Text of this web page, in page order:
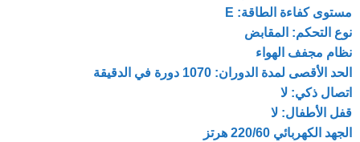
مستوى كفاءة الطاقة: E
نوع التحكم: المقابض
نظام مجفف الهواء
الحد الأقصى لمدة الدوران: 1070 دورة في الدقيقة
اتصال ذكي: لا
قفل الأطفال: لا
الجهد الكهربائي 220/60 هرتز